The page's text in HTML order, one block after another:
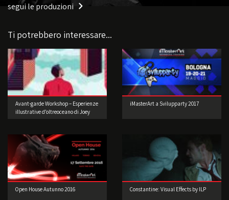
segui le produzioni
Ti potrebbero interessare...
Avant-garde Workshop – Esperienze
illustrative d’oltreoceano di Joey
iMasterArt a Svilupparty 2017
Open House Autunno 2016 Constantine: Visual Effects by ILP